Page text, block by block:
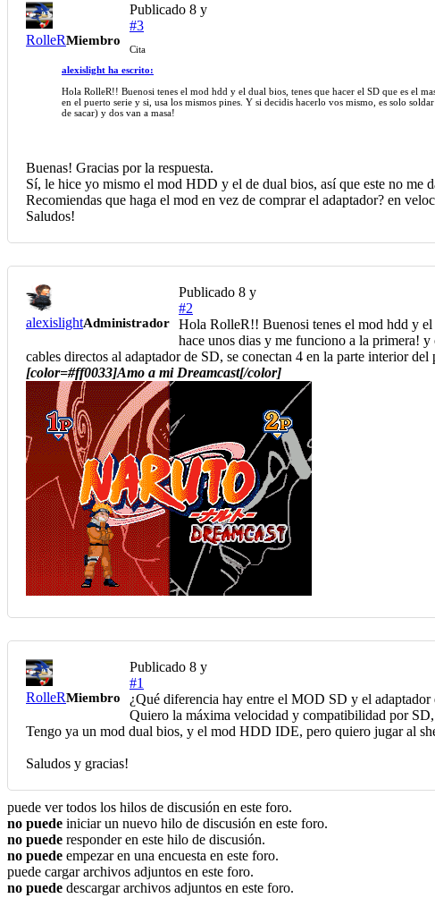
RolleRMiembro
Publicado 8 y
#3
Cita
alexislight ha escrito:
Hola RolleR!! Buenosi tenes el mod hdd y el dual bios, tenes que hacer el SD que es el
en el puerto serie y si, usa los mismos pines. Y si decidis hacerlo vos mismo, es solo
de sacar) y dos van a masa!
Buenas! Gracias por la respuesta.
Sí, le hice yo mismo el mod HDD y el de dual bios, así que este no me
Recomiendas que haga el mod en vez de comprar el adaptador? en
Saludos!
alexislightAdministrador
Publicado 8 y
#2
Hola RolleR!! Buenosi tenes el mod hdd y el
hace unos dias y me funciono a la primera!
cables directos al adaptador de SD, se conectan 4 en la parte interior
[color=#ff0033]Amo a mi Dreamcast[/color]
RolleRMiembro
Publicado 8 y
#1
¿Qué diferencia hay entre el MOD SD y el adaptador
Quiero la máxima velocidad y compatibilidad por SD,
Tengo ya un mod dual bios, y el mod HDD IDE, pero quiero jugar al
Saludos y gracias!
puede ver todos los hilos de discusión en este foro.
no puede iniciar un nuevo hilo de discusión en este foro.
no puede responder en este hilo de discusión.
no puede empezar en una encuesta en este foro.
puede cargar archivos adjuntos en este foro.
no puede descargar archivos adjuntos en este foro.